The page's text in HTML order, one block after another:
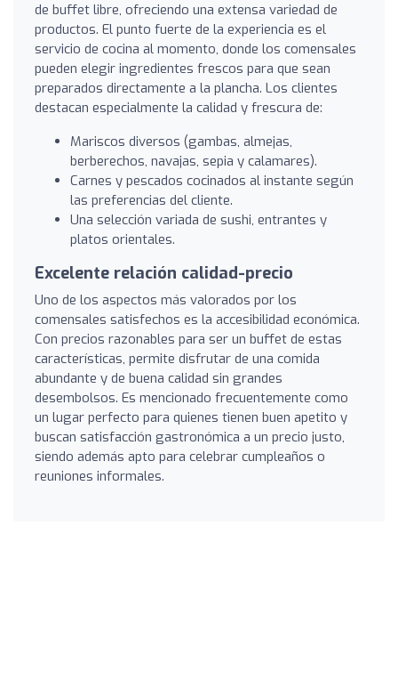
de buffet libre, ofreciendo una extensa variedad de
productos. El punto fuerte de la experiencia es el
servicio de cocina al momento, donde los comensales
pueden elegir ingredientes frescos para que sean
preparados directamente a la plancha. Los clientes
destacan especialmente la calidad y frescura de:
Mariscos diversos (gambas, almejas,
berberechos, navajas, sepia y calamares).
Carnes y pescados cocinados al instante según
las preferencias del cliente.
Una selección variada de sushi, entrantes y
platos orientales.
Excelente relación calidad-precio
Uno de los aspectos más valorados por los
comensales satisfechos es la accesibilidad económica.
Con precios razonables para ser un buffet de estas
características, permite disfrutar de una comida
abundante y de buena calidad sin grandes
desembolsos. Es mencionado frecuentemente como
un lugar perfecto para quienes tienen buen apetito y
buscan satisfacción gastronómica a un precio justo,
siendo además apto para celebrar cumpleaños o
reuniones informales.